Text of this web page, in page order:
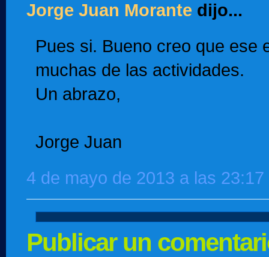
Jorge Juan Morante dijo...
Pues si. Bueno creo que ese
muchas de las actividades.
Un abrazo,
Jorge Juan
4 de mayo de 2013 a las 23:17
Publicar un